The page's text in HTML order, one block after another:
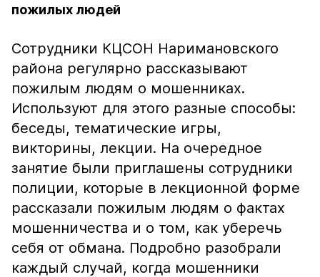
пожилых людей
Сотрудники КЦСОН Наримановского
района регулярно рассказывают
пожилым людям о мошенниках.
Используют для этого разные способы:
беседы, тематические игры,
викторины, лекции. На очередное
занятие были приглашены сотрудники
полиции, которые в лекционной форме
рассказали пожилым людям о фактах
мошенничества и о том, как уберечь
себя от обмана. Подробно разобрали
каждый случай, когда мошенники